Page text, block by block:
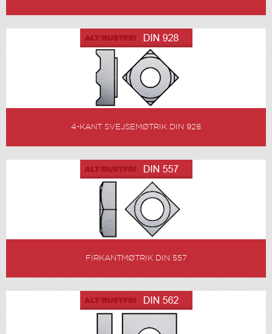
4-KANT SVEJSEMØTRIK DIN 928
FIRKANTMØTRIK DIN 557